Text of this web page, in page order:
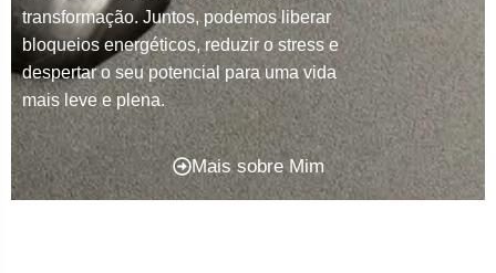
transformação. Juntos, podemos liberar
bloqueios energéticos, reduzir o stress e
despertar o seu potencial para uma vida
mais leve e plena.
Mais sobre Mim